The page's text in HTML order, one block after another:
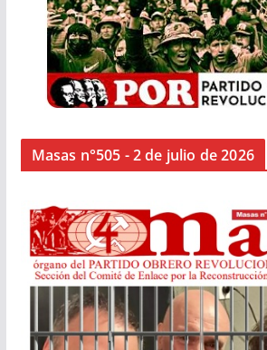
Masas n°505 - 2 de julio de 2026